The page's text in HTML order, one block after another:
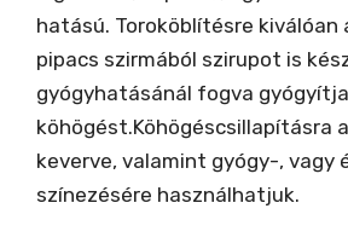
hatású. Toroköblítésre kiválóan
pipacs szirmából szirupot is
gyógyhatásánál fogva
köhögést.Köhögéscsillapításra
keverve, valamint gyógy-, vagy
színezésére használhatjuk.